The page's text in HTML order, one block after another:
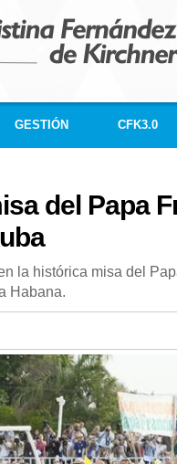
GESTIÓN CFK3.0
del Papa
la histórica misa del
Habana.